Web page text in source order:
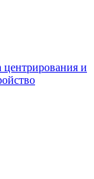
центрирования и